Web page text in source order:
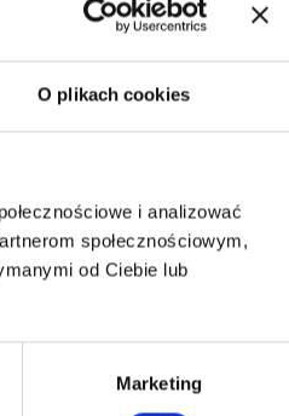
O plikach cookies
i analizować
społecznościowym,
od Ciebie lub
Marketing